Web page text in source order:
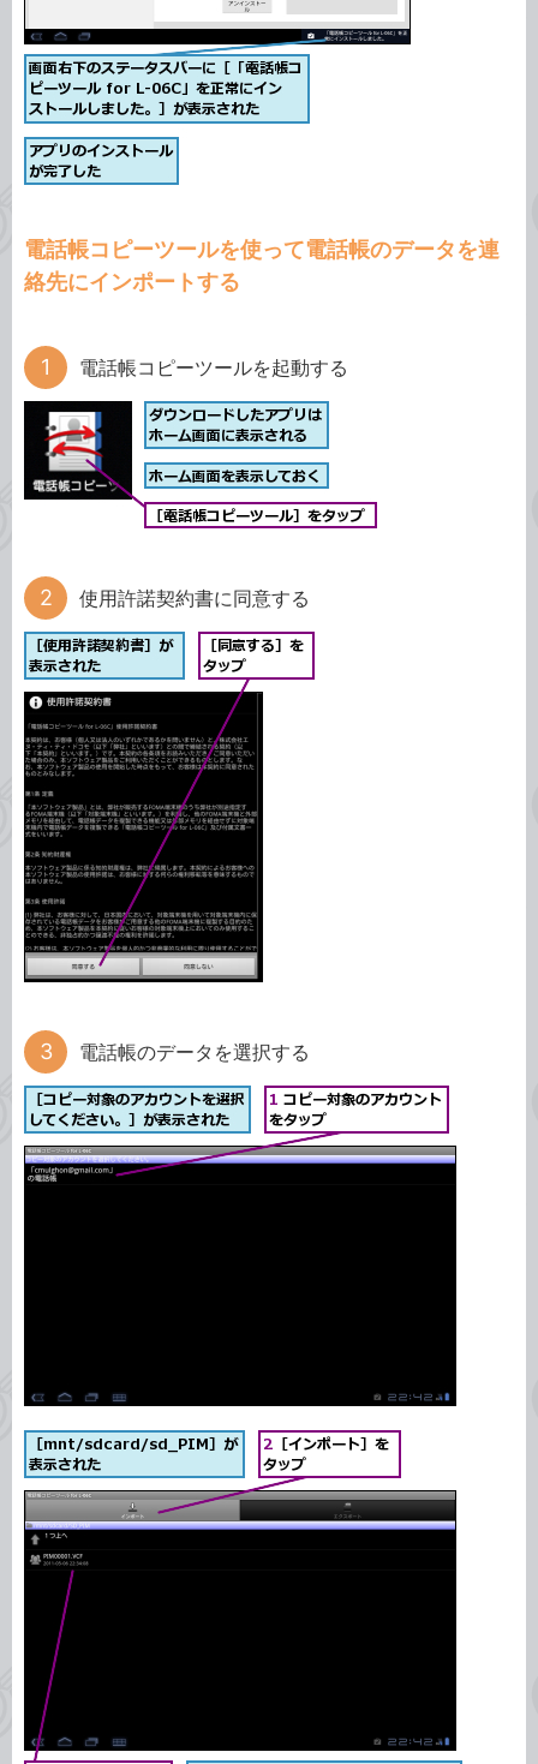
電話帳コピーツールを使って電話帳のデータを連
絡先にインポートする
電話帳コピーツールを起動する
使用許諾契約書に同意する
電話帳のデータを選択する